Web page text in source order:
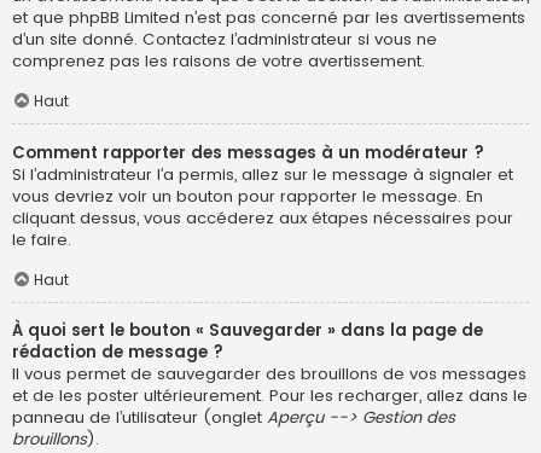
et que phpBB Limited n’est pas concerné par les avertissements
d’un site donné. Contactez l’administrateur si vous ne
comprenez pas les raisons de votre avertissement.
Haut
Comment rapporter des messages à un modérateur ?
Si l’administrateur l’a permis, allez sur le message à signaler et
vous devriez voir un bouton pour rapporter le message. En
cliquant dessus, vous accéderez aux étapes nécessaires pour
le faire.
Haut
À quoi sert le bouton « Sauvegarder » dans la page de
rédaction de message ?
Il vous permet de sauvegarder des brouillons de vos messages
et de les poster ultérieurement. Pour les recharger, allez dans le
panneau de l’utilisateur (onglet Aperçu --> Gestion des
brouillons).